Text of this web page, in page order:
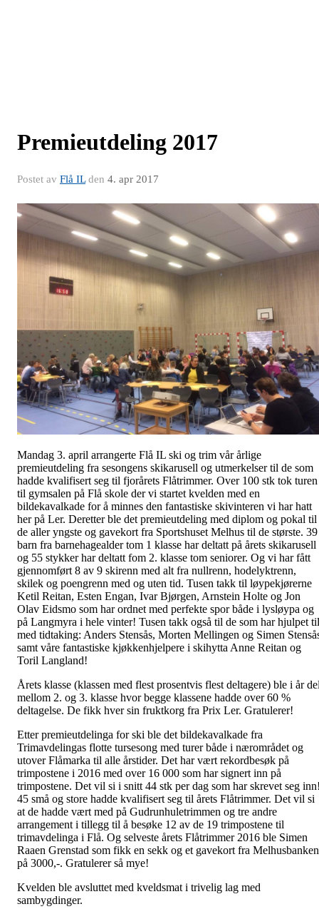
Premieutdeling 2017
Postet av Flå ILden 4. apr 2017
Mandag 3. april arrangerte Flå IL ski og trim vår årlige
premieutdeling fra sesongens skikarusell og utmerkelser til de som
hadde kvalifisert seg til fjorårets Flåtrimmer. Over 100 stk tok turen
til gymsalen på Flå skole der vi startet kvelden med en
bildekavalkade for å minnes den fantastiske skivinteren vi har hatt
her på Ler. Deretter ble det premieutdeling med diplom og pokal til
de aller yngste og gavekort fra Sportshuset Melhus til de største. 39
barn fra barnehagealder tom 1 klasse har deltatt på årets skikarusell
og 55 stykker har deltatt fom 2. klasse tom seniorer. Og vi har fått
gjennomført 8 av 9 skirenn med alt fra nullrenn, hodelyktrenn,
skilek og poengrenn med og uten tid. Tusen takk til løypekjørerne
Ketil Reitan, Esten Engan, Ivar Bjørgen, Arnstein Holte og Jon
Olav Eidsmo som har ordnet med perfekte spor både i lysløypa og
på Langmyra i hele vinter! Tusen takk også til de som har hjulpet til
med tidtaking: Anders Stensås, Morten Mellingen og Simen
samt våre fantastiske kjøkkenhjelpere i skihytta Anne Reitan og
Toril Langland!
Årets klasse (klassen med flest prosentvis flest deltagere) ble i år
mellom 2. og 3. klasse hvor begge klassene hadde over 60 %
deltagelse. De fikk hver sin fruktkorg fra Prix Ler. Gratulerer!
Etter premieutdelinga for ski ble det bildekavalkade fra
Trimavdelingas flotte tursesong med turer både i nærområdet og
utover Flåmarka til alle årstider. Det har vært rekordbesøk på
trimpostene i 2016 med over 16 000 som har signert inn på
trimpostene. Det vil si i snitt 44 stk per dag som har skrevet seg
45 små og store hadde kvalifisert seg til årets Flåtrimmer. Det vil si
at de hadde vært med på Gudrunhuletrimmen og tre andre
arrangement i tillegg til å besøke 12 av de 19 trimpostene til
trimavdelinga i Flå. Og selveste årets Flåtrimmer 2016 ble Simen
Raaen Grenstad som fikk en sekk og et gavekort fra Melhusbanken
på 3000,-. Gratulerer så mye!
Kvelden ble avsluttet med kveldsmat i trivelig lag med
sambygdinger.